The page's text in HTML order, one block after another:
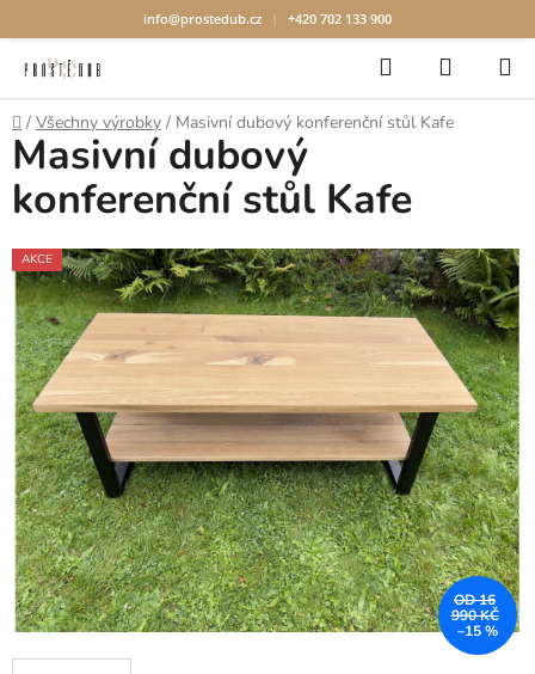
info@prostedub.cz | +420 702 133 900
na
obsah
Hledat
KOŠÍK
Domů
/ Všechny výrobky / Masivní dubový konferenční stůl Kafe
Masivní dubový
konferenční stůl Kafe
AKCE
OD 16
990 KČ
–15 %